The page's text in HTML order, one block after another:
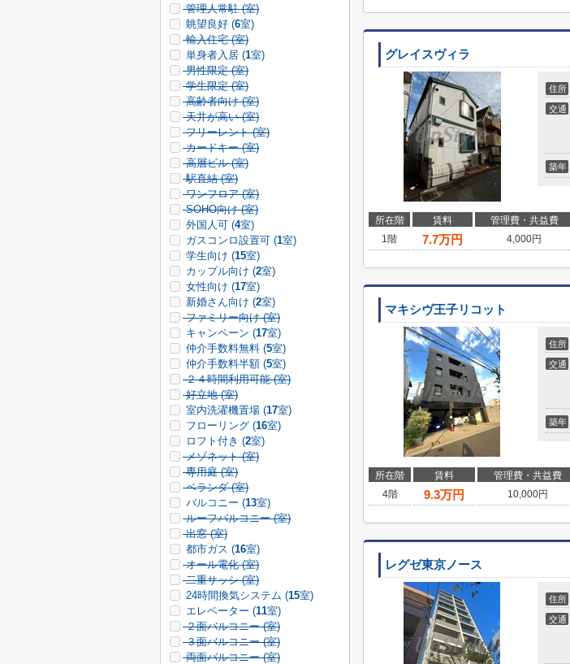
グレイスヴィラ
住所
交通
築年
所在階 賃料 管理費・共益費
1階
7.7万円 4,000円
マキシヴ王子リコット
住所
交通
築年
所在階 賃料 管理費・共益費
4階
9.3万円 10,000円
レグゼ東京ノース
住所
交通
管理人常駐 (室)
眺望良好 (6室)
輸入住宅 (室)
単身者入居 (1室)
男性限定 (室)
学生限定 (室)
高齢者向け (室)
天井が高い (室)
フリーレント (室)
カードキー (室)
高層ビル (室)
駅直結 (室)
ワンフロア (室)
SOHO向け (室)
外国人可 (4室)
ガスコンロ設置可 (1室)
学生向け (15室)
カップル向け (2室)
女性向け (17室)
新婚さん向け (2室)
ファミリー向け (室)
キャンペーン (17室)
仲介手数料無料 (5室)
仲介手数料半額 (5室)
２４時間利用可能 (室)
好立地 (室)
室内洗濯機置場 (17室)
フローリング (16室)
ロフト付き (2室)
メゾネット (室)
専用庭 (室)
ベランダ (室)
バルコニー (13室)
ルーフバルコニー (室)
出窓 (室)
都市ガス (16室)
オール電化 (室)
二重サッシ (室)
24時間換気システム (15室)
エレベーター (11室)
２面バルコニー (室)
３面バルコニー (室)
両面バルコニー (室)